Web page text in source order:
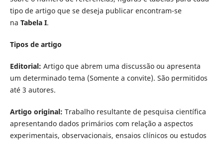
tipo de artigo que se deseja publicar encontram-se
na Tabela I.
Tipos de artigo
Editorial: Artigo que abrem uma discussão ou apresenta
um determinado tema (Somente a convite). São permitidos
até 3 autores.
Artigo original: Trabalho resultante de pesquisa cientí­fica
apresentando dados primários com relação a aspectos
experimentais, observacionais, ensaios clí­nicos ou estudos